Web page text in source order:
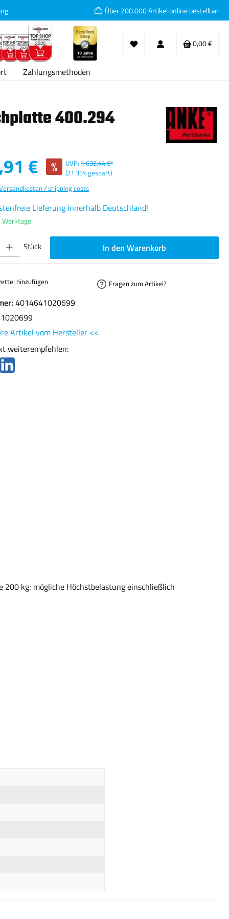
Über 200.000 Artikel online bestellbar
0,00 €
Zahlungsmethoden
400.294
€ % UVP: 1.632,44 €*
(21.35% gespart)
/ shipping costs
Lieferung innerhalb Deutschland!
den gewünschten Wert ein oder benutze die Schaltflächen um die Anzahl zu erhöhen
Stück In den Warenkorb
hinzufügen Fragen zum Artikel?
4014641020699
Artikel vom Hersteller <<
weiterempfehlen:
kg; mögliche Höchstbelastung einschließlich